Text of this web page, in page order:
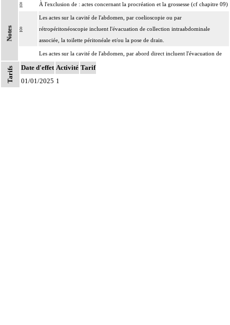
Notes
8 À l'exclusion de : actes concernant la procréation et la grossesse (cf chapitre 09)
8
Les actes sur la cavité de l'abdomen, par coelioscopie ou par
rétropéritonéoscopie incluent l'évacuation de collection intraabdominale
associée, la toilette péritonéale et/ou la pose de drain.
8
Les actes sur la cavité de l'abdomen, par abord direct incluent l'évacuation de
collection intraabdominale associée, la toilette péritonéale et/ou la pose de
drain.
Tarifs Date d'effet Activité Tarif
01/01/2025 1